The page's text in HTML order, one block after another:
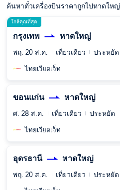
ค้นหาตั๋วเครื่องบินราคาถูกไปหาดใหญ่
ใกล้คุณที่สุด
กรุงเทพ หาดใหญ่
พฤ. 20 ส.ค. เที่ยวเดียว ประหยัด
ไทยเวียตเจ็ท
ขอนแก่น หาดใหญ่
ศ. 28 ส.ค. เที่ยวเดียว ประหยัด
ไทยเวียตเจ็ท
อุดรธานี หาดใหญ่
พฤ. 20 ส.ค. เที่ยวเดียว ประหยัด